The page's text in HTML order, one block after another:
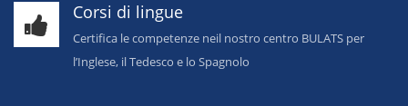
Corsi di lingue
Certifica le competenze neil nostro centro BULATS per
l’Inglese, il Tedesco e lo Spagnolo